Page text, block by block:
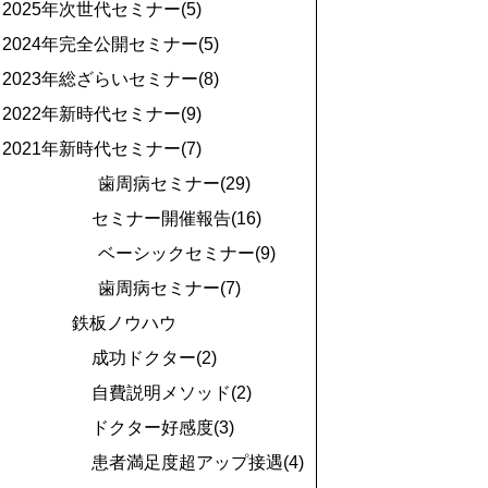
2025年次世代セミナー(5)
2024年完全公開セミナー(5)
2023年総ざらいセミナー(8)
2022年新時代セミナー(9)
2021年新時代セミナー(7)
歯周病セミナー(29)
セミナー開催報告(16)
ベーシックセミナー(9)
歯周病セミナー(7)
鉄板ノウハウ
成功ドクター(2)
自費説明メソッド(2)
ドクター好感度(3)
患者満足度超アップ接遇(4)